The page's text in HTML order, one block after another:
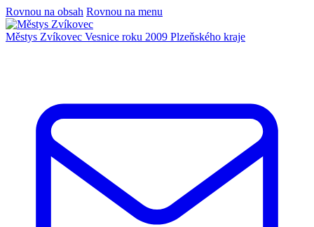
Rovnou na obsah Rovnou na menu
Městys Zvíkovec Vesnice roku 2009 Plzeňského kraje